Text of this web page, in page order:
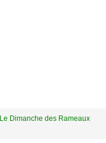
Le Dimanche des Rameaux